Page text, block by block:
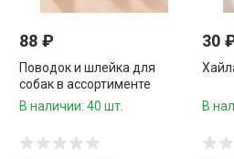
88 ₽
Поводок и шлейка для
собак в ассортименте
В наличии: 40 шт.
30
В